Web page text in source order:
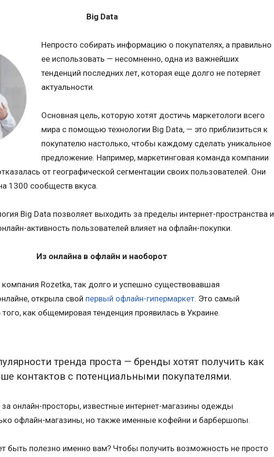
Big Data
Непросто собирать информацию о покупателях, а правильно
ее использовать — несомненно, одна из важнейших
тенденций последних лет, которая еще долго не потеряет
актуальности.
Основная цель, которую хотят достичь маркетологи всего
мира с помощью технологии Big Data, — это приблизиться к
покупателю настолько, чтобы каждому сделать уникальное
предложение. Например, маркетинговая команда компании
от географической сегментации своих пользователей. Они
1300 сообществ вкуса.
Big Data позволяет выходить за пределы интернет-пространства и
активность пользователей влияет на офлайн-покупки.
Из онлайна в офлайн и наоборот
Rozetka, так долго и успешно существовавшая
открыла свой первый офлайн-гипермаркет. Это самый
как общемировая тенденция проявилась в Украине.
тренда проста — бренды хотят получить как
контактов с потенциальными покупателями.
онлайн-просторы, известные интернет-магазины одежды
офлайн-магазины, но также именные кофейни и барбершопы.
быть полезно именно вам? Чтобы получить возможность не просто